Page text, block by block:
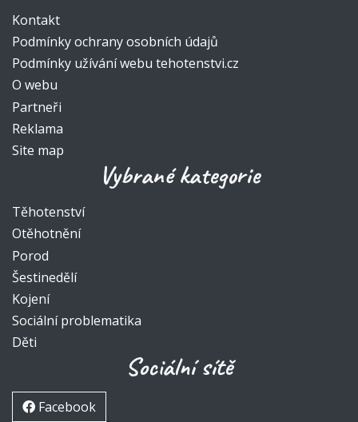
Kontakt
Podmínky ochrany osobních údajů
Podmínky užívání webu tehotenstvi.cz
O webu
Partneři
Reklama
Site map
Vybrané kategorie
Těhotenství
Otěhotnění
Porod
Šestinedělí
Kojení
Sociální problematika
Děti
Sociální sítě
Facebook